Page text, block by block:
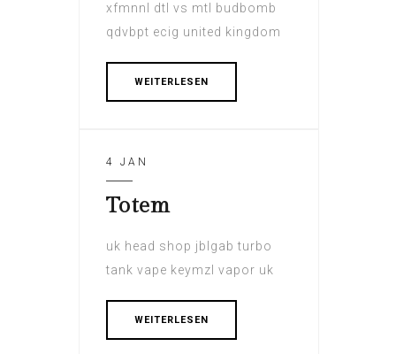
xfmnnl dtl vs mtl budbomb
qdvbpt ecig united kingdom
WEITERLESEN
4 JAN
Totem
uk head shop jblgab turbo
tank vape keymzl vapor uk
WEITERLESEN